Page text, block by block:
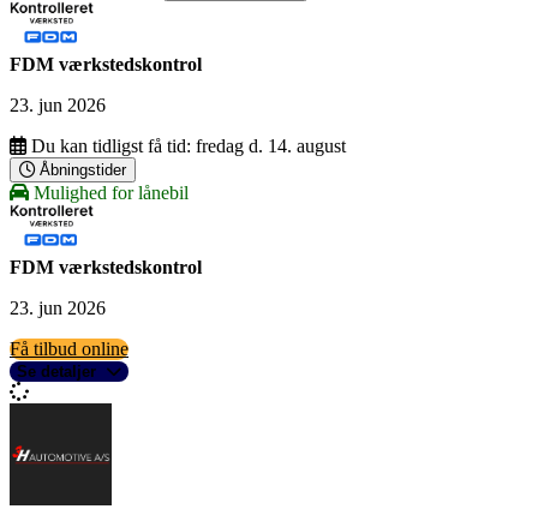
FDM værkstedskontrol
23. jun 2026
Du kan tidligst få tid: fredag d. 14. august
Åbningstider
Mulighed for lånebil
FDM værkstedskontrol
23. jun 2026
Få tilbud online
Se detaljer